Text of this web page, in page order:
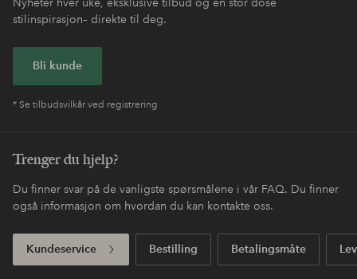
Fri frakt
Handle nå, betal siden
Betale med elpy. Les mer i
kassen.
Express Få pakken din med ekstra rask levering